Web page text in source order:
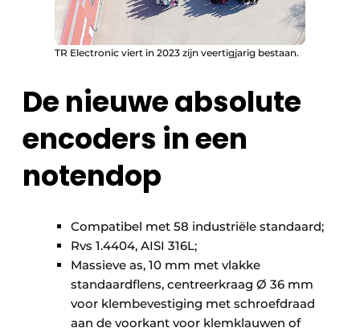
TR Electronic viert in 2023 zijn veertigjarig bestaan.
De nieuwe absolute
encoders in een
notendop
Compatibel met 58 industriële standaard;
Rvs 1.4404, AISI 316L;
Massieve as, 10 mm met vlakke
standaardflens, centreerkraag Ø 36 mm
voor klembevestiging met schroefdraad
aan de voorkant voor klemklauwen of